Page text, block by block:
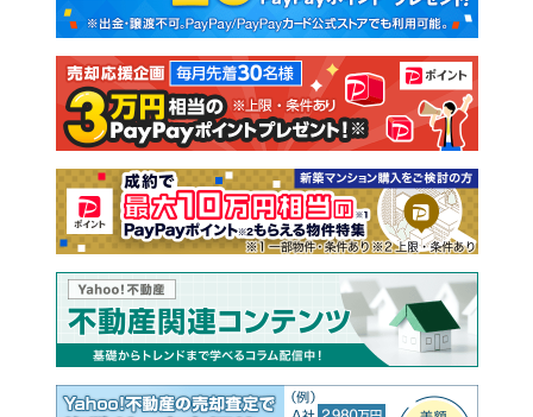
新築一戸建て 中古一戸建て
注文住宅 土地
売却査定